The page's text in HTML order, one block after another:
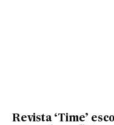
Revista ‘Time’